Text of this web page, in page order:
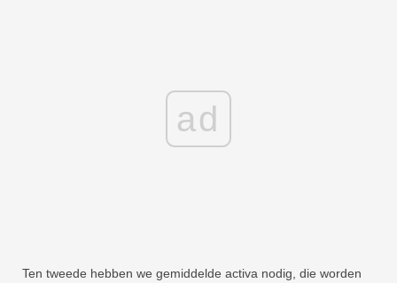
ad
Ten tweede hebben we gemiddelde activa nodig, die worden